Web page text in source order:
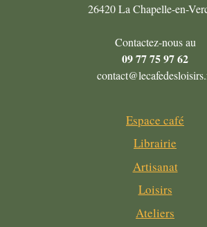
26420 La Chapelle-en-
Contactez-nous au
09 77 75 97 62
Espace café
Librairie
Artisanat
Loisirs
Ateliers